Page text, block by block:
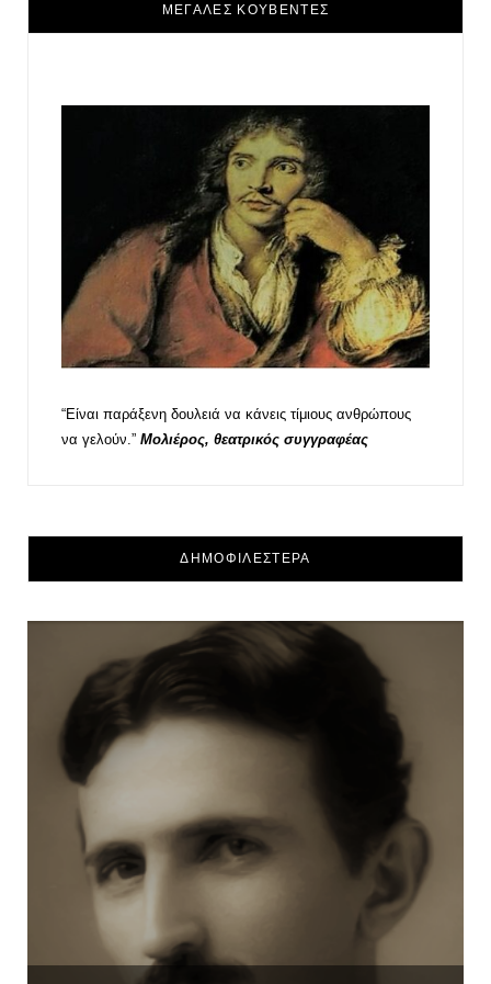
ΜΕΓΑΛΕΣ ΚΟΥΒΕΝΤΕΣ
“Είναι παράξενη δουλειά να κάνεις τίμιους ανθρώπους
να γελούν.” Μολιέρος, θεατρικός συγγραφέας
ΔΗΜΟΦΙΛΕΣΤΕΡΑ